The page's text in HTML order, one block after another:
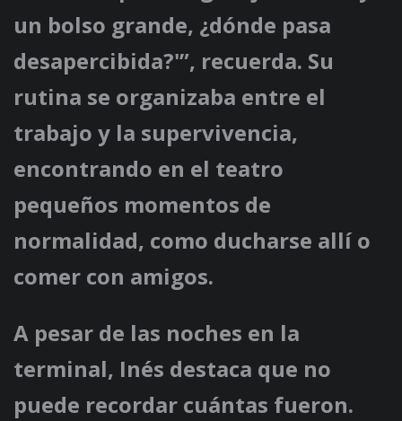
un bolso grande, ¿dónde pasa
desapercibida?'”, recuerda. Su
rutina se organizaba entre el
trabajo y la supervivencia,
encontrando en el teatro
pequeños momentos de
normalidad, como ducharse allí o
comer con amigos.
A pesar de las noches en la
terminal, Inés destaca que no
puede recordar cuántas fueron.